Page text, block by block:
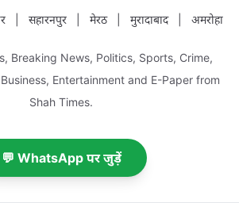
सहारनपुर मेरठ मुरादाबाद अमरोहा
Breaking News, Politics, Sports, Crime,
Entertainment and E-Paper from
Shah Times.
💬 WhatsApp पर जुड़ें